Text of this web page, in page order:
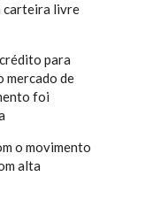
carteira livre
para
mercado de
foi
o movimento
alta